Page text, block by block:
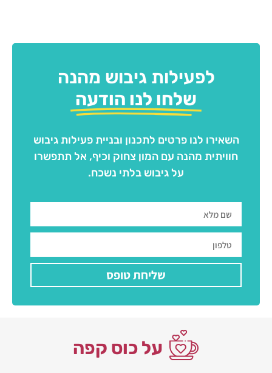
לפעילות גיבוש מהנה
שלחו לנו הודעה
השאירו לנו פרטים לתכנון ובניית פעילות גיבוש
חוויתית מהנה עם המון צחוק וכיף, אל תתפשרו
על גיבוש בלתי נשכח.
שליחת טופס
על כוס קפה